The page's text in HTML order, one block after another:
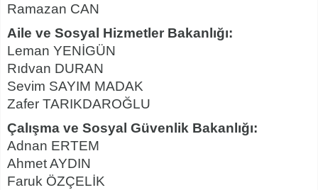
Ramazan CAN
Aile ve Sosyal Hizmetler Bakanlığı:
Leman YENİGÜN
Rıdvan DURAN
Sevim SAYIM MADAK
Zafer TARIKDAROĞLU
Çalışma ve Sosyal Güvenlik Bakanlığı:
Adnan ERTEM
Ahmet AYDIN
Faruk ÖZÇELİK